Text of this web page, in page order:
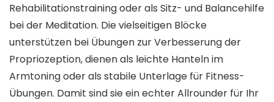
Rehabilitationstraining oder als Sitz- und Balancehilfe
bei der Meditation. Die vielseitigen Blöcke
unterstützen bei Übungen zur Verbesserung der
Propriozeption, dienen als leichte Hanteln im
Armtoning oder als stabile Unterlage für Fitness-
Übungen. Damit sind sie ein echter Allrounder für Ihr